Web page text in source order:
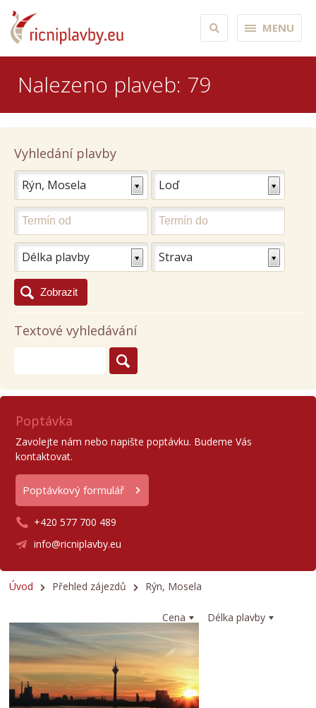
MENU
Nalezeno plaveb: 79
Vyhledání plavby
Rýn, Mosela Loď
Délka plavby Strava
Textové vyhledávání
Poptávka
Zavolejte nám nebo napište poptávku. Budeme Vás
kontaktovat.
Poptávkový formulář
+420 577 700 489
info@ricniplavby.eu
Úvod Přehled zájezdů Rýn, Mosela
Cena Délka plavby